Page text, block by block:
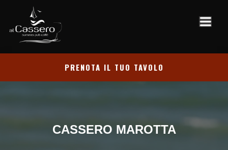
PRENOTA IL TUO TAVOLO
CASSERO MAROTTA